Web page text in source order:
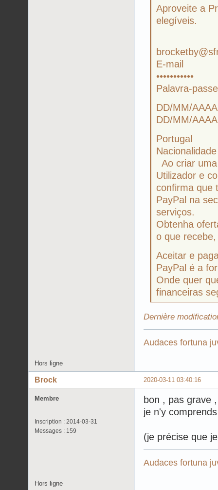
Aproveite a
elegíveis.
E-mail
•••••••••••
Palavra-
DD/MM/AAAA
DD/MM/
Portugal
Nacionalidade
Ao criar
Utilizador e
confirma que
PayPal na
serviços.
Obtenha
o que
Aceitar e
PayPal é a
Onde quer
financeiras
Dernière
Audaces fortuna
Hors ligne
2020-03-11 03:40:16
Brock
Membre
Inscription : 2014-03-31
Messages : 159
bon , pas grave
je n'y
(je précise que
Audaces fortuna
Hors ligne